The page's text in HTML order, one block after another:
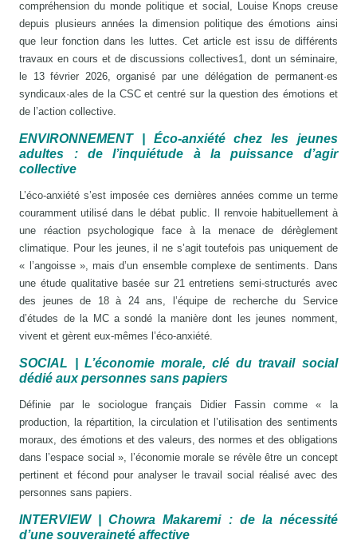
compréhension du monde politique et social, Louise Knops creuse
depuis plusieurs années la dimension politique des émotions ainsi
que leur fonction dans les luttes. Cet article est issu de différents
travaux en cours et de discussions collectives1, dont un séminaire,
le 13 février 2026, organisé par une délégation de permanent·es
syndicaux·ales de la CSC et centré sur la question des émotions et
de l’action collective.
ENVIRONNEMENT | Éco-anxiété chez les jeunes
adultes : de l’inquiétude à la puissance d’agir
collective
L’éco‑anxiété s’est imposée ces dernières années comme un terme
couramment utilisé dans le débat public. Il renvoie habituellement à
une réaction psychologique face à la menace de dérèglement
climatique. Pour les jeunes, il ne s’agit toutefois pas uniquement de
« l’angoisse », mais d’un ensemble complexe de sentiments. Dans
une étude qualitative basée sur 21 entretiens semi‑structurés avec
des jeunes de 18 à 24 ans, l’équipe de recherche du Service
d’études de la MC a sondé la manière dont les jeunes nomment,
vivent et gèrent eux‑mêmes l’éco‑anxiété.
SOCIAL | L’économie morale, clé du travail social
dédié aux personnes sans papiers
Définie par le sociologue français Didier Fassin comme « la
production, la répartition, la circulation et l’utilisation des sentiments
moraux, des émotions et des valeurs, des normes et des obligations
dans l’espace social », l’économie morale se révèle être un concept
pertinent et fécond pour analyser le travail social réalisé avec des
personnes sans papiers.
INTERVIEW | Chowra Makaremi : de la nécessité
d’une souveraineté affective